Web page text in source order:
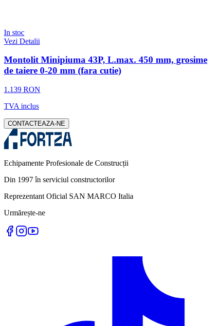
In stoc
Vezi Detalii
Montolit Minipiuma 43P, L.max. 450 mm, grosime
de taiere 0-20 mm (fara cutie)
1.139 RON
TVA inclus
CONTACTEAZA-NE
Echipamente Profesionale de Construcții
Din 1997 în serviciul constructorilor
Reprezentant Oficial SAN MARCO Italia
Urmărește-ne